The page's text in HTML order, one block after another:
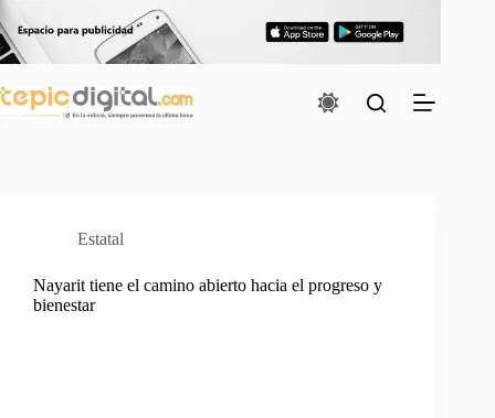
Saltar
al
contenido
Estatal
Nayarit tiene el camino abierto hacia el progreso y
bienestar